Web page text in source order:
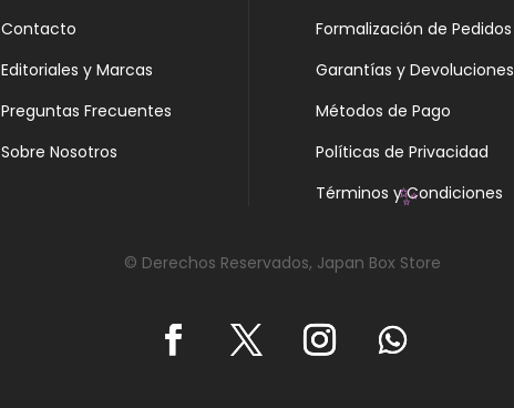
Contacto
Editoriales y Marcas
Preguntas Frecuentes
Sobre Nosotros
Formalización de Pedidos
Garantías y Devoluciones
Métodos de Pago
Políticas de Privacidad
Términos y Condiciones
© Derechos Reservados, Japan Box Store